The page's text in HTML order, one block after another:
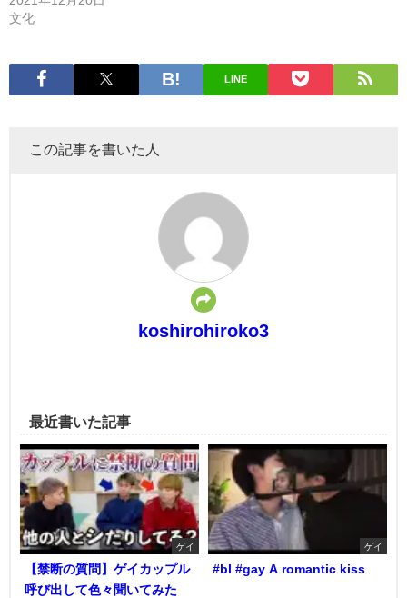
文化
LINE
この記事を書いた人
koshirohiroko3
最近書いた記事
ゲイ
【禁断の質問】ゲイカップル
呼び出して色々聞いてみた
ゲイ
#bl #gay A romantic kiss